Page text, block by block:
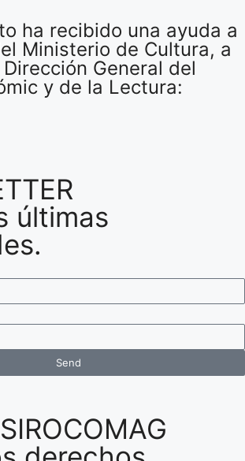
ha recibido una ayuda a
Ministerio de Cultura, a
General del
y de la Lectura:
últimas
Send